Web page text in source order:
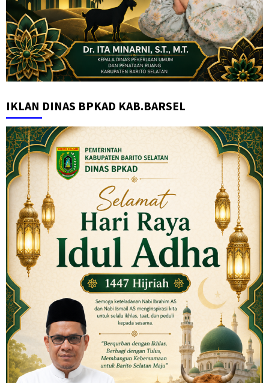
IKLAN DINAS BPKAD KAB.BARSEL